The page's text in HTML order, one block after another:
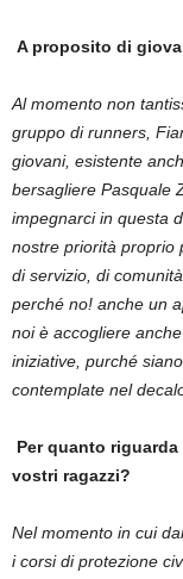
A proposito di
Al momento non
gruppo di runners,
giovani, esistente
bersagliere Pasquale
impegnarci in questa
nostre priorità proprio
di servizio, di
perché no! anche un
noi è accogliere
iniziative, purché
contemplate nel
Per quanto
vostri ragazzi?
Nel momento in cui
i corsi di protezione